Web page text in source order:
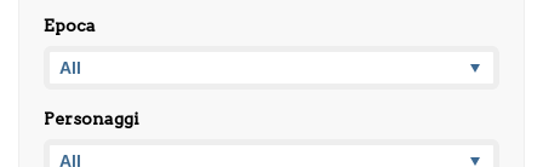
Epoca
Personaggi